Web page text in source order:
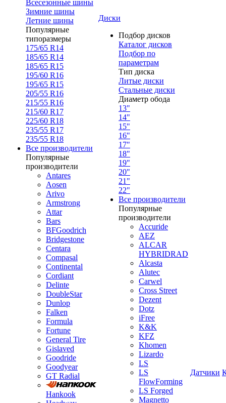
Всесезонные шины
Зимние шины
Летние шины
Популярные
типоразмеры
175/65 R14
185/65 R14
185/65 R15
195/60 R16
195/65 R15
205/55 R16
215/55 R16
215/60 R17
225/60 R18
235/55 R17
235/55 R18
Все производители
Популярные
производители
Antares
Aosen
Arivo
Armstrong
Attar
Bars
BFGoodrich
Bridgestone
Centara
Compasal
Continental
Cordiant
Delinte
DoubleStar
Dunlop
Falken
Formula
Fortune
General Tire
Gislaved
Goodride
Goodyear
GT Radial
Hankook
Диски
Подбор дисков
Каталог дисков
Подбор по
параметрам
Тип диска
Литые диски
Стальные диски
Диаметр обода
13"
14"
15"
16"
17"
18"
19"
20"
21"
22"
Все производители
Популярные
производители
Accuride
AEZ
ALCAR
HYBRIDRAD
Alcasta
Alutec
Carwel
Cross Street
Dezent
Dotz
iFree
K&K
KFZ
Khomen
Lizardo
LS
LS
FlowForming
LS Forged
Magnetto
Датчики